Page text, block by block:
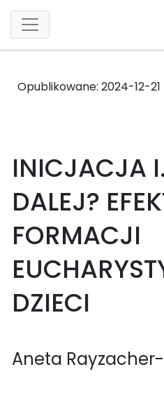
Opublikowane: 2024-12-21
INICJACJA
DALEJ?
FORMACJI
DZIECI
Aneta